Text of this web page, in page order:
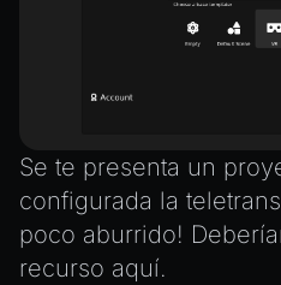
Se te presenta un
configurada la
poco aburrido!
recurso aquí.
ProbeVolumeScenario
RayHit
Resource
ResourceManager